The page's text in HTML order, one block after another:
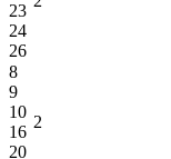
23
24
26
8
9
10
16
20
2